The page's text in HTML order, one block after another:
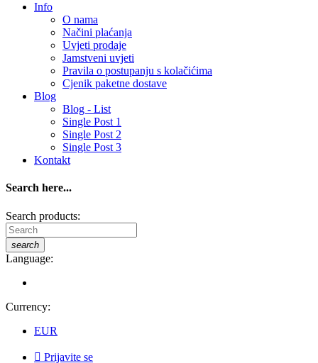
Info
O nama
Načini plaćanja
Uvjeti prodaje
Jamstveni uvjeti
Pravila o postupanju s kolačićima
Cjenik paketne dostave
Blog
Blog - List
Single Post 1
Single Post 2
Single Post 3
Kontakt
Search here...
Search products:
search
Language:
Currency:
EUR
 Prijavite se